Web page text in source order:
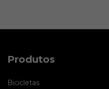
Produtos
Bicicletas